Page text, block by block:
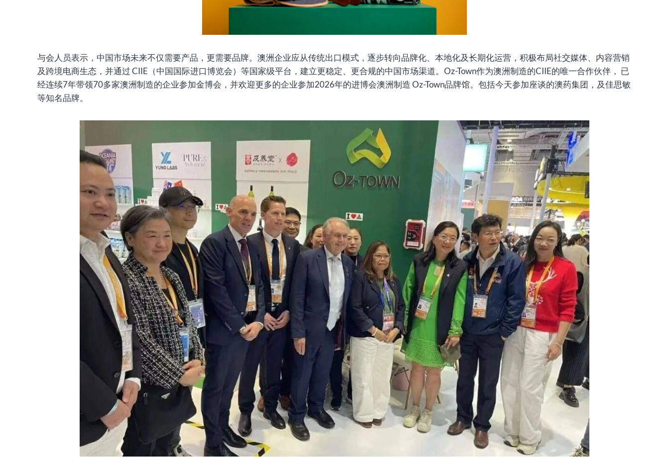
与会人员表示，中国市场未来不仅需要产品，更需要品牌。澳洲企业应从传统出口模式，逐步转向品牌化、本地化及长期化运营，积极布局社交媒体、内容营销
及跨境电商生态，并通过 CIIE（中国国际进口博览会）等国家级平台，建立更稳定、更合规的中国市场渠道。Oz-Town作为澳洲制造的CIIE的唯一合作伙伴， 已
经连续7年带领70多家澳洲制造的企业参加金博会，并欢迎更多的企业参加2026年的进博会澳洲制造 Oz-Town品牌馆。包括今天参加座谈的澳药集团，及佳思敏
等知名品牌。